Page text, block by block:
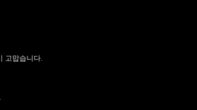
고맙습니다.